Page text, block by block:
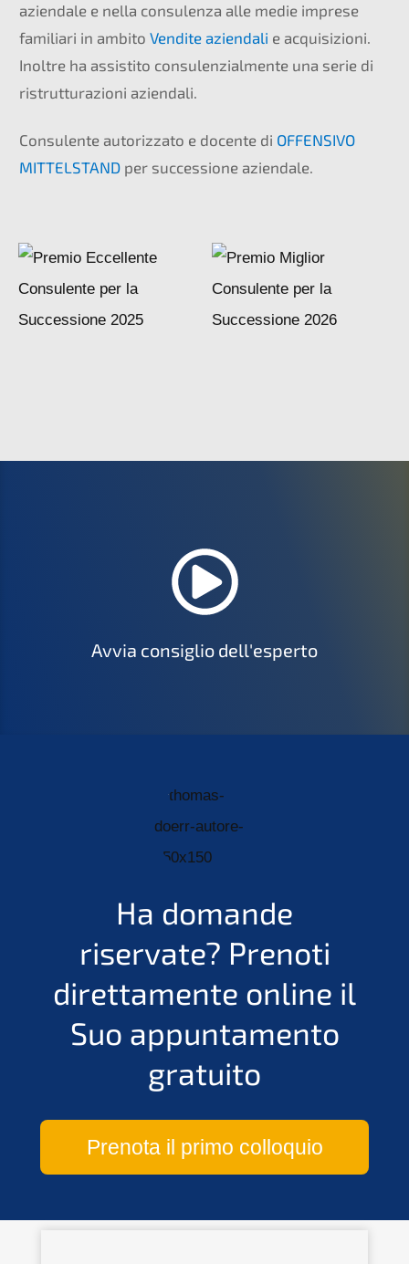
aziendale e nella consulenza alle medie imprese
familiari in ambito Vendite aziendali e acquisizioni.
Inoltre ha assistito consulenzialmente una serie di
ristrutturazioni aziendali.
Consulente autorizzato e docente di OFFENSIVO
MITTELSTAND per successione aziendale.
Avvia consiglio dell'esperto
Ha domande
riservate? Prenoti
direttamente online il
Suo appuntamento
gratuito
Prenota il primo colloquio